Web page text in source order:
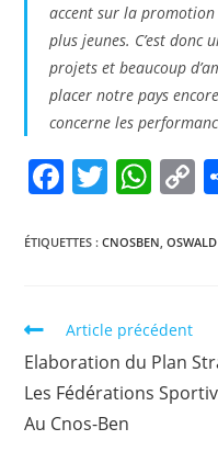
accent sur la
plus jeunes. C’est donc
projets et beaucoup
placer notre pays
concerne les
F
c
b
o
o
k
T
itt
W
at
A
p
p
C
p
n
k
ÉTIQUETTES :CNOSBEN
Article précédent
Elaboration du Plan
Les Fédérations
Au Cnos-Ben